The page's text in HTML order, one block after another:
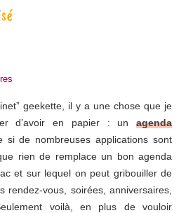
geekette, il y a une chose que je
d’avoir en papier : un agenda
si de nombreuses applications sont
rien de remplace un bon agenda
et sur lequel on peut gribouiller de
rendez-vous, soirées, anniversaires,
voilà, en plus de vouloir